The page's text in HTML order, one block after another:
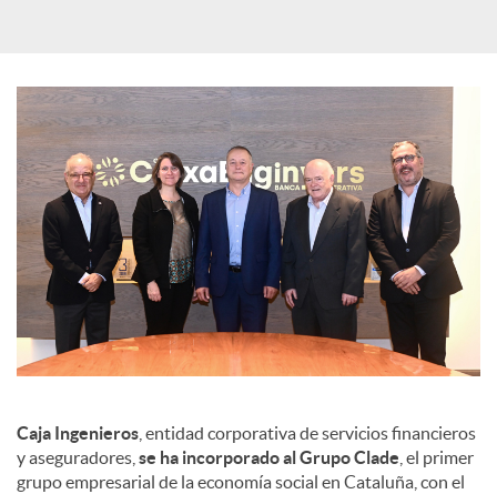
t
e
n
i
d
o
Caja Ingenieros , entidad corporativa de servicios financieros
y aseguradores, se ha incorporado al Grupo Clade , el primer
grupo empresarial de la economía social en Cataluña, con el